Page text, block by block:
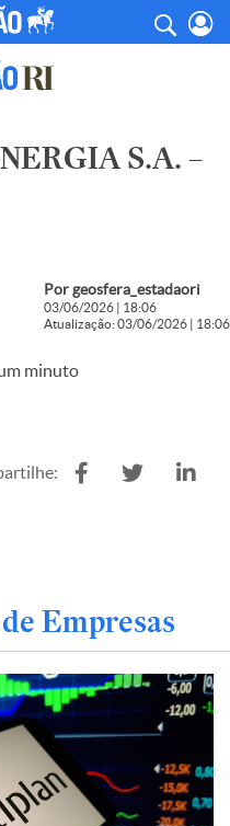
S.A. –
Por geosfera_estadaori
03/06/2026 | 18:06
Atualização: 03/06/2026 | 18:06
minuto
Empresas